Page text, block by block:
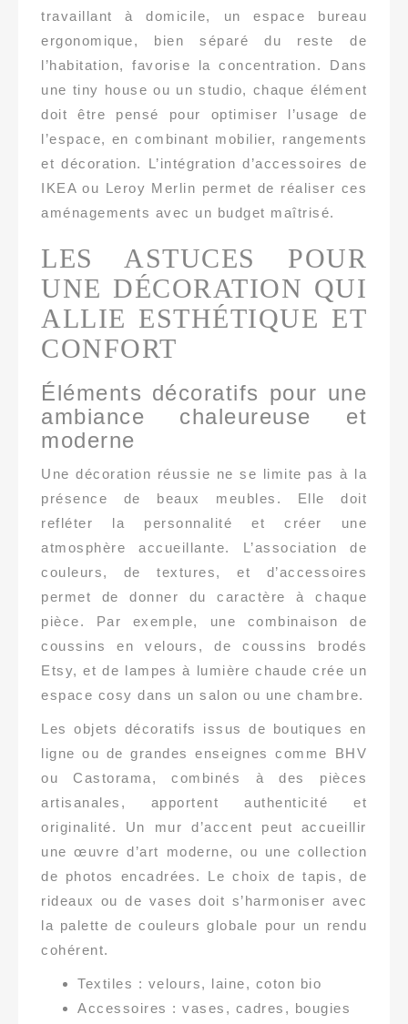
travaillant à domicile, un espace bureau
ergonomique, bien séparé du reste de
l’habitation, favorise la concentration. Dans
une tiny house ou un studio, chaque élément
doit être pensé pour optimiser l’usage de
l’espace, en combinant mobilier, rangements
et décoration. L’intégration d’accessoires de
IKEA ou Leroy Merlin permet de réaliser ces
aménagements avec un budget maîtrisé.
LES ASTUCES POUR
UNE DÉCORATION QUI
ALLIE ESTHÉTIQUE ET
CONFORT
Éléments décoratifs pour une
ambiance chaleureuse et
moderne
Une décoration réussie ne se limite pas à la
présence de beaux meubles. Elle doit
refléter la personnalité et créer une
atmosphère accueillante. L’association de
couleurs, de textures, et d’accessoires
permet de donner du caractère à chaque
pièce. Par exemple, une combinaison de
coussins en velours, de coussins brodés
Etsy, et de lampes à lumière chaude crée un
espace cosy dans un salon ou une chambre.
Les objets décoratifs issus de boutiques en
ligne ou de grandes enseignes comme BHV
ou Castorama, combinés à des pièces
artisanales, apportent authenticité et
originalité. Un mur d’accent peut accueillir
une œuvre d’art moderne, ou une collection
de photos encadrées. Le choix de tapis, de
rideaux ou de vases doit s’harmoniser avec
la palette de couleurs globale pour un rendu
cohérent.
Textiles : velours, laine, coton bio
Accessoires : vases, cadres, bougies